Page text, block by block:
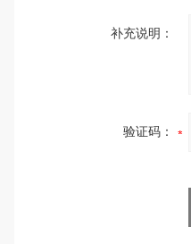
补充说明：
验证码：